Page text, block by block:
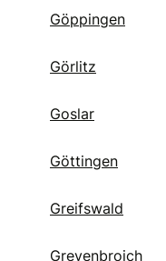
Göppingen
Görlitz
Goslar
Göttingen
Greifswald
Grevenbroich